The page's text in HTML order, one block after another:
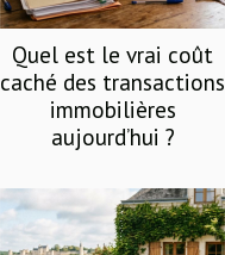
Quel est le vrai coût
caché des transactions
immobilières
aujourd’hui ?